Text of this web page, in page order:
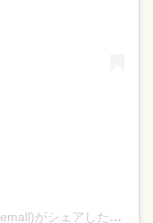
Vermont Antique Mall(@vermontantiquemall)がシェアした投稿